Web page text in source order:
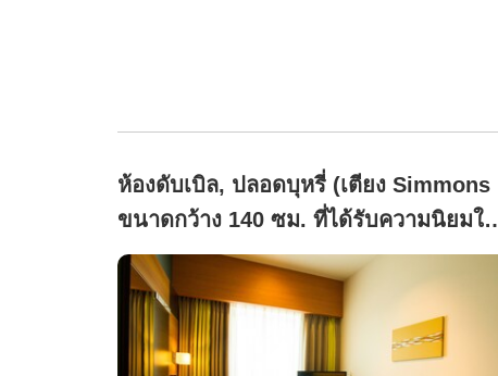
ห้องดับเบิล, ปลอดบุหรี่ (เตียง Simmons
ขนาดกว้าง 140 ซม. ที่ได้รับความนิยมใน
หมู่คู่รัก)